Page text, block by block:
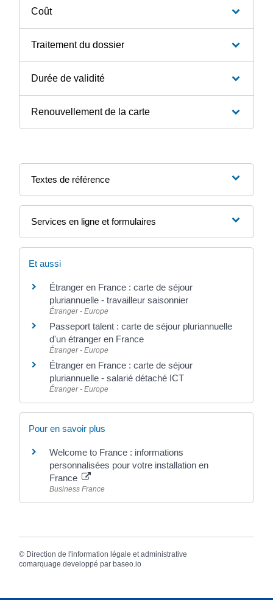
Coût
Traitement du dossier
Durée de validité
Renouvellement de la carte
Textes de référence
Services en ligne et formulaires
Et aussi
Étranger en France : carte de séjour
pluriannuelle - travailleur saisonnier
Étranger - Europe
Passeport talent : carte de séjour pluriannuelle
d'un étranger en France
Étranger - Europe
Étranger en France : carte de séjour
pluriannuelle - salarié détaché ICT
Étranger - Europe
Pour en savoir plus
Welcome to France : informations
personnalisées pour votre installation en
France
Business France
© Direction de l'information légale et administrative
comarquage developpé par baseo.io